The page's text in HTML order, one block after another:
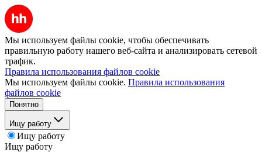
Мы используем файлы cookie, чтобы обеспечивать
правильную работу нашего веб-сайта и анализировать сетевой
трафик.
Правила использования файлов cookie
Мы используем файлы cookie. Правила использования
файлов cookie
Понятно
Ищу работу
Ищу работу
Ищу работу